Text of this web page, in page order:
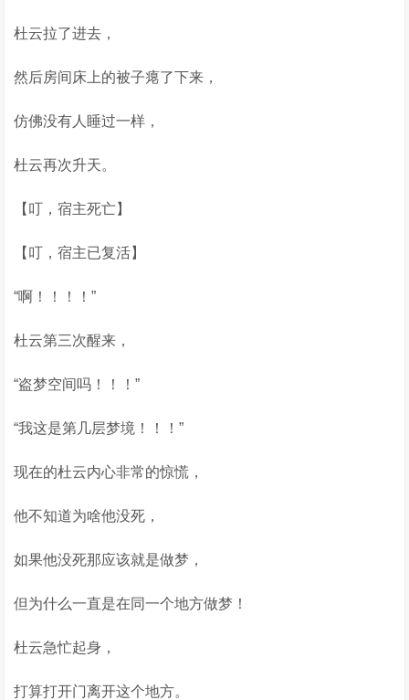
杜云拉了进去，
然后房间床上的被子瘪了下来，
仿佛没有人睡过一样，
杜云再次升天。
【叮，宿主死亡】
【叮，宿主已复活】
“啊！！！！”
杜云第三次醒来，
“盗梦空间吗！！！”
“我这是第几层梦境！！！”
现在的杜云内心非常的惊慌，
他不知道为啥他没死，
如果他没死那应该就是做梦，
但为什么一直是在同一个地方做梦！
杜云急忙起身，
打算打开门离开这个地方。